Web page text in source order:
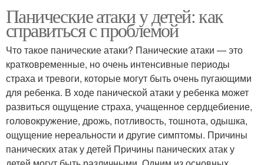
Панические атаки у детей: как
справиться с проблемой
Что такое панические атаки? Панические атаки — это
кратковременные, но очень интенсивные периоды
страха и тревоги, которые могут быть очень пугающими
для ребенка. В ходе панической атаки у ребенка может
развиться ощущение страха, учащенное сердцебиение,
головокружение, дрожь, потливость, тошнота, одышка,
ощущение нереальности и другие симптомы. Причины
панических атак у детей Причины панических атак у